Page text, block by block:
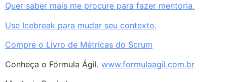
Quer saber mais me procure para fazer mentoria.
Use Icebreak para mudar seu contexto.
Compre o Livro de Métricas do Scrum
Conheça o Fórmula Ágil. www.formulaagil.com.br